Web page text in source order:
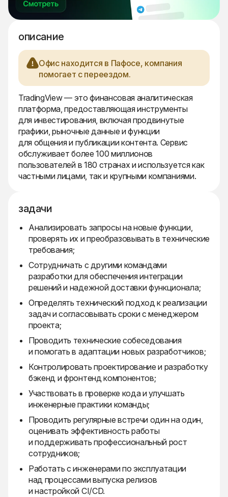
описание
Офис находится в Пафосе, компания
помогает с переездом.
TradingView — это финансовая аналитическая
платформа, предоставляющая инструменты
для инвестирования, включая продвинутые
графики, рыночные данные и функции
для общения и публикации контента. Сервис
обслуживает более 100 миллионов
пользователей в 180 странах и используется как
частными лицами, так и крупными компаниями.
задачи
Анализировать запросы на новые функции,
проверять их и преобразовывать в технические
требования;
Сотрудничать с другими командами
разработки для обеспечения интеграции
решений и надежной доставки функционала;
Определять технический подход к реализации
задач и согласовывать сроки с менеджером
проекта;
Проводить технические собеседования
и помогать в адаптации новых разработчиков;
Контролировать проектирование и разработку
бэкенд и фронтенд компонентов;
Участвовать в проверке кода и улучшать
инженерные практики команды;
Проводить регулярные встречи один на один,
оценивать эффективность работы
и поддерживать профессиональный рост
сотрудников;
Работать с инженерами по эксплуатации
над процессами выпуска релизов
и настройкой CI/CD.